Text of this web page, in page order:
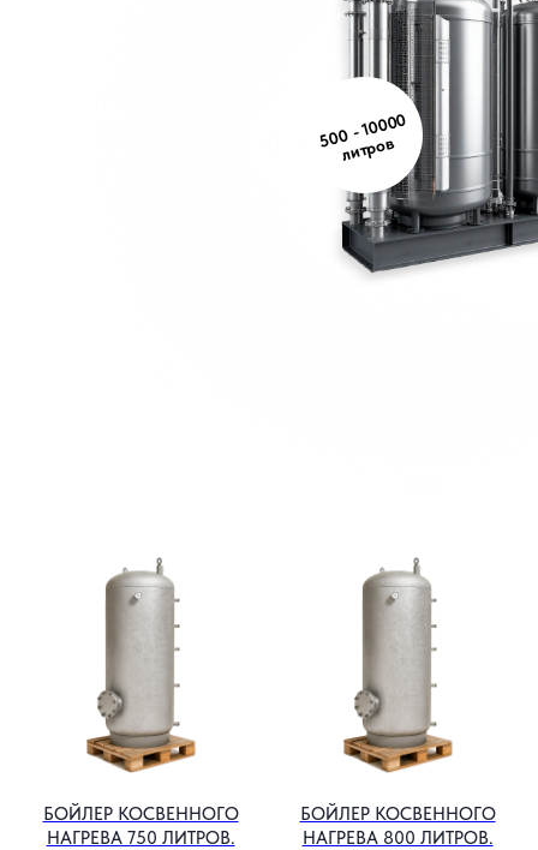
500 - 10000
литров
БОЙЛЕР КОСВЕННОГО
НАГРЕВА 750 ЛИТРОВ.
БОЙЛЕР КОСВЕННОГО
НАГРЕВА 800 ЛИТРОВ.